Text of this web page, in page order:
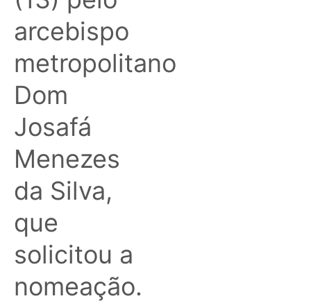
arcebispo
metropolitano
Dom
Josafá
Menezes
da Silva,
que
solicitou a
nomeação.